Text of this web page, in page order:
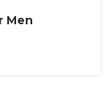
Men